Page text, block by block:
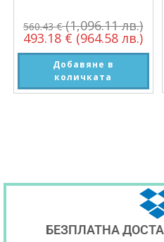
560.43€ (1,096.11 лв.)
493.18 € (964.58 лв.)
Добавяне в
количката
БЕЗПЛАТНА